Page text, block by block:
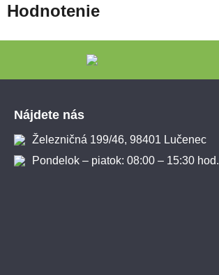
Hodnotenie
Nájdete nás
Železničná 199/46, 98401 Lučenec
Pondelok – piatok: 08:00 – 15:30 hod.